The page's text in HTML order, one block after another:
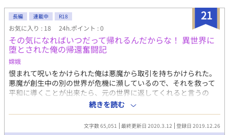
21
長編 連載中 R18
お気に入り : 18 24h.ポイント : 0
その気になればいつだって帰れるんだからな！ 異世界に
堕とされた俺の帰還奮闘記
嫦娥
恨まれて呪いをかけられた俺は悪魔から取引を持ちかけられた。
悪魔が創生中の別の世界が危機に瀕しているので、それを救って
平和に導くことが出来たら、元の世界に返してくれると言うの
だ。 不可能に思えたが、悪魔が創生中の世界は現実世界のとある
オンラインゲームを土台にした世界。ファンタジーな世界観をそ
のまま再現していると聞いて、そのゲームの廃プレイヤーだった
俺は取引に応じることにした。 やり込んだゲームそのままの世界
続きを読む
文字数 65,051 最終更新日 2020.3.12 登録日 2019.12.26